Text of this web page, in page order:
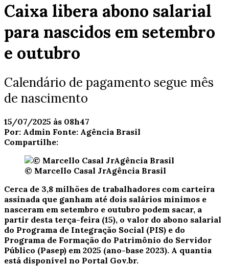
Caixa libera abono salarial
para nascidos em setembro
e outubro
Calendário de pagamento segue mês
de nascimento
15/07/2025 às 08h47
Por: Admin Fonte: Agência Brasil
Compartilhe:
© Marcello Casal JrAgência Brasil
Cerca de 3,8 milhões de trabalhadores com carteira
assinada que ganham até dois salários mínimos e
nasceram em setembro e outubro podem sacar, a
partir desta terça-feira (15), o valor do abono salarial
do Programa de Integração Social (PIS) e do
Programa de Formação do Patrimônio do Servidor
Público (Pasep) em 2025 (ano-base 2023). A quantia
está disponível no Portal Gov.br.